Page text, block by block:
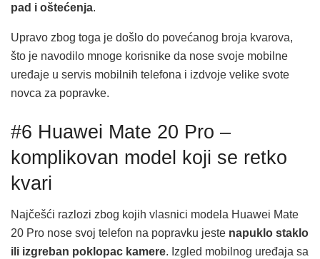
pad i oštećenja.
Upravo zbog toga je došlo do povećanog broja kvarova,
što je navodilo mnoge korisnike da nose svoje mobilne
uređaje u servis mobilnih telefona i izdvoje velike svote
novca za popravke.
#6 Huawei Mate 20 Pro –
komplikovan model koji se retko
kvari
Najčešći razlozi zbog kojih vlasnici modela Huawei Mate
20 Pro nose svoj telefon na popravku jeste napuklo staklo
ili izgreban poklopac kamere. Izgled mobilnog uređaja sa